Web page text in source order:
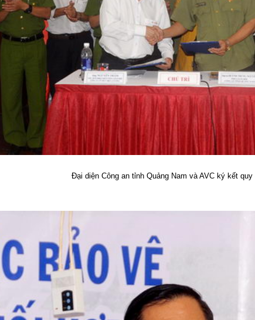
Đại diện Công an tỉnh Quảng Nam và AVC ký kết quy